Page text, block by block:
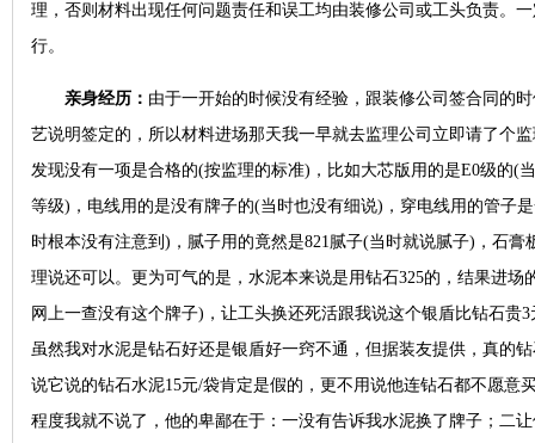
理，否则材料出现任何问题责任和误工均由装修公司或工头负责。
行。
亲身经历： 由于一开始的时候没有经验，跟装修公司签合同的
艺说明签定的，所以材料进场那天我一早就去监理公司立即请了个
发现没有一项是合格的(按监理的标准)，比如大芯版用的是E0级的(
等级)，电线用的是没有牌子的(当时也没有细说)，穿电线用的管子
时根本没有注意到)，腻子用的竟然是821腻子(当时就说腻子)，石膏
理说还可以。更为可气的是，水泥本来说是用钻石325的，结果进场
网上一查没有这个牌子)，让工头换还死活跟我说这个银盾比钻石贵
虽然我对水泥是钻石好还是银盾好一窍不通，但据装友提供，真的
说它说的钻石水泥15元/袋肯定是假的，更不用说他连钻石都不愿意
程度我就不说了，他的卑鄙在于：一没有告诉我水泥换了牌子；二